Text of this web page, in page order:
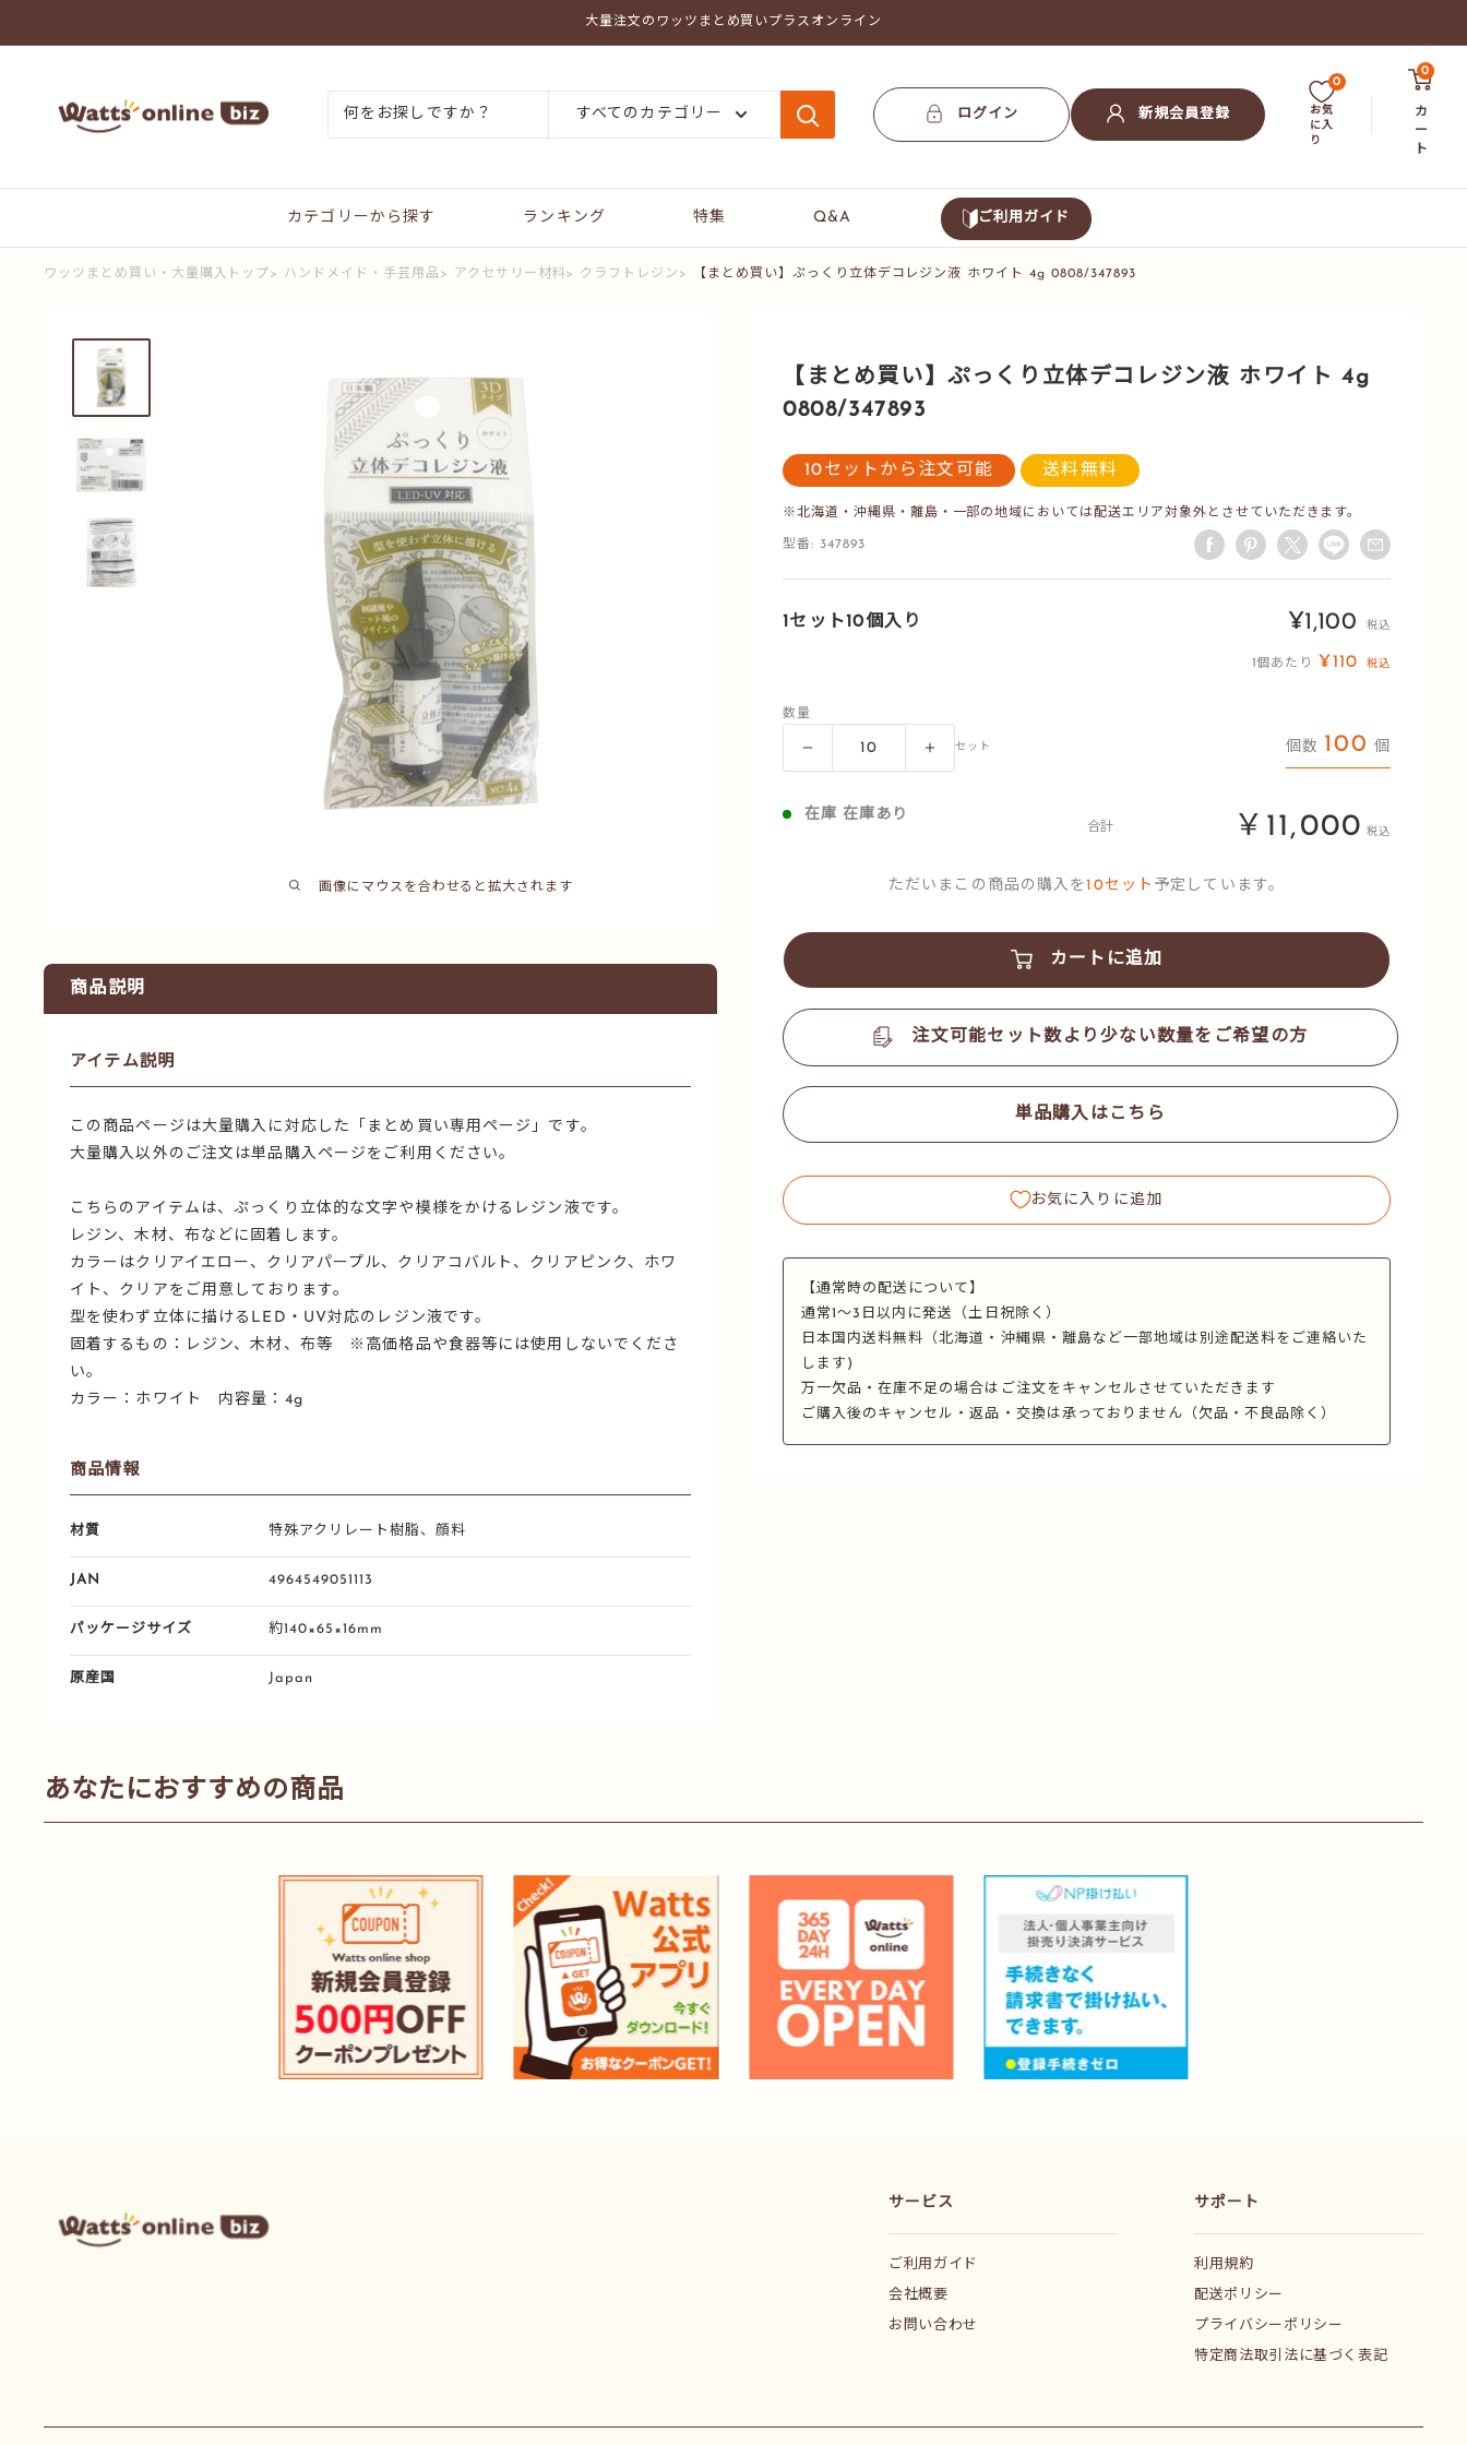
テ
大量注文のワッツまとめ買いプラスオンライン
ッ
め
プ
ラ
すべてのカテゴリー ログイン 新規会員登録
お気
に入
り
0
0
カ
ー
ト
カテゴリーから探す ランキング 特集 Q&A ご利用ガイド
ワッツまとめ買い・大量購入トップ> ハンドメイド・手芸用品 > アクセサリー材料> クラフトレジン > 【まとめ買い】ぷっくり立体デコレジン液 ホワイト 4g 0808/347893
画像にマウスを合わせると拡大されます
【まとめ買い】ぷっくり立体デコレジン液 ホワイト 4g
0808/347893
10セットから注文可能 送料無料
※北海道・沖縄県・離島・一部の地域においては配送エリア対象外とさせていただきます。
型番: 347893
1セット10個入り
販
売
¥1,100 税込
1個あたり ¥110 税込
数量
セット 個数 100 個
在庫 在庫あり
合計 ￥11,000 税込
ただいまこの商品の購入を10セット 予定しています。
カートに追加
注文可能セット数より少ない数量をご希望の方
単品購入はこちら
お気に入りに追加
【通常時の配送について】
通常1～3日以内に発送（土日祝除く）
日本国内送料無料（北海道・沖縄県・離島など一部地域は別途配送料をご連絡いた
します)
万一欠品・在庫不足の場合はご注文をキャンセルさせていただきます
ご購入後のキャンセル・返品・交換は承っておりません（欠品・不良品除く）
商品説明
アイテム説明
この商品ページは大量購入に対応した「まとめ買い専用ページ」です。
大量購入以外のご注文は単品購入ページをご利用ください。
こちらのアイテムは、ぷっくり立体的な文字や模様をかけるレジン液です。
レジン、木材、布などに固着します。
カラーはクリアイエロー、クリアパープル、クリアコバルト、クリアピンク、ホワ
イト、クリアをご用意しております。
型を使わず立体に描けるLED・UV対応のレジン液です。
固着するもの：レジン、木材、布等 ※高価格品や食器等には使用しないでくださ
い。
カラー：ホワイト 内容量：4g
商品情報
材質 特殊アクリレート樹脂、顔料
JAN 4964549051113
パッケージサイズ 約140×65×16mm
原産国 Japan
あなたにおすすめの商品
ッ
オ
サービス
ご利用ガイド
会社概要
お問い合わせ
サポート
利用規約
配送ポリシー
プライバシーポリシー
特定商法取引法に基づく表記